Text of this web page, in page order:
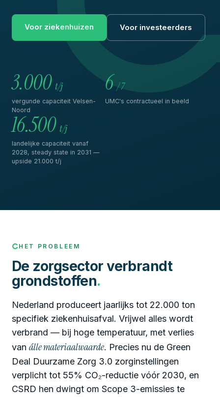
Voor ziekenhuizen Voor investeerders
3.000 t/j
vergunde capaciteit Velsen-
Noord
6/ 7
UMC's contractueel in beeld
16.500 t/j
landelijke capaciteit vanaf
2028, steady state in 2031 —
upside 21.000 t/j
HET PROBLEEM
De zorgsector verbrandt
grondstoffen.
Nederland produceert jaarlijks tot 22.000 ton
specifiek ziekenhuisafval. Vrijwel alles wordt
verbrand — bij hoge temperatuur, met verlies
van álle materiaalwaarde. Precies nu de Green
Deal Duurzame Zorg 3.0 zorginstellingen
verplicht tot 55% CO₂-reductie vóór 2030, en
CSRD hen dwingt om Scope 3-emissies te